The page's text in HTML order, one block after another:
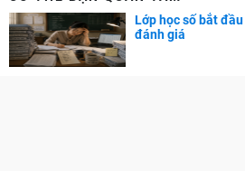
GÓC PHỤ HUYNH
Cẩm nang dạy trẻ
Lớp học số bắt
đánh giá